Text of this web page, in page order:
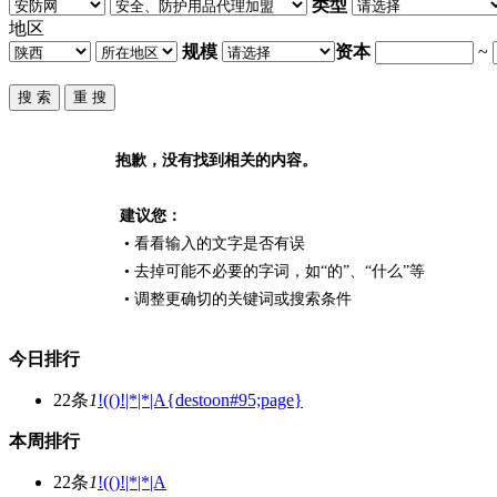
类型
地区
规模
资本 ~
抱歉，没有找到相关的内容。
建议您：
• 看看输入的文字是否有误
• 去掉可能不必要的字词，如“的”、“什么”等
• 调整更确切的关键词或搜索条件
今日排行
22条1!(()!|*|*|A{destoon#95;page}
本周排行
22条1!(()!|*|*|A